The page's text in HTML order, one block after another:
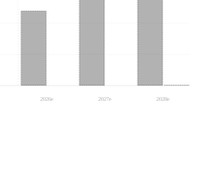
2026e 2027e 2028e